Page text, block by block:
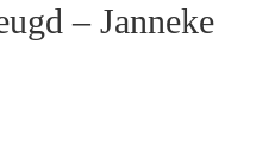
– Janneke